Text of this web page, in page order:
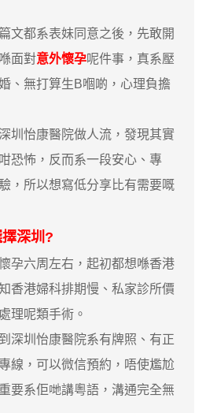
都系表妹同意之後，先敢開
面對意外懷孕呢件事，真系壓
、無打算生B嗰啲，心理負擔
怡康醫院做人流，發現其實
恐怖，反而系一段安心、專
，所以想寫低分享比有需要嘅
深圳?
六周左右，起初都想喺香港
香港婦科排期慢、私家診所價
理呢類手術。
圳怡康醫院系有牌照、有正
線，可以微信預約，唔使尷尬
要系佢哋講粵語，溝通完全無